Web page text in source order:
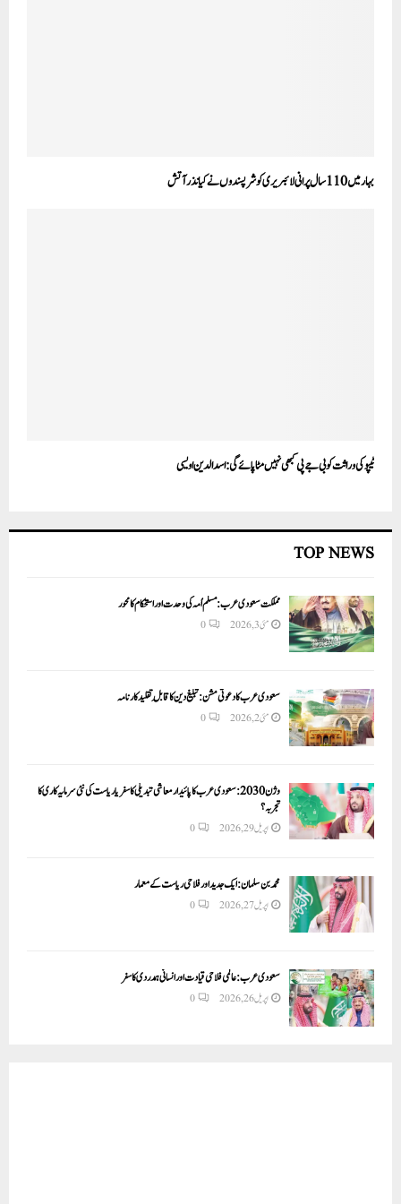
بہار میں 110 سال پرانی لائبریری کو شرپسندوں نے کیا نذر آتش
ٹیپو کی وراثت کو بی جے پی کبھی نہیں مٹا پائے گی:اسدالدین اویسی
TOP NEWS
مملکت سعودی عرب: مسلم اُمہ کی وحدت اور استحکام کا محور
مئی 3, 2026 0
سعودی عرب کا دعوتی مشن: تبلیغ دین کا قابلِ تقلید کارنامہ
مئی 2, 2026 0
وژن 2030:سعودی عرب کا پائیدار معاشی تبدیلی کا سفر یا ریاست کی نئی سرمایہ کاری کا
تجربہ؟
اپریل 29, 2026 0
محمد بن سلمان: ایک جدید اور فلاحی ریاست کے معمار
اپریل 27, 2026 0
سعودی عرب: عالمی فلاحی قیادت اور انسانی ہمدردی کا سفر
اپریل 26, 2026 0